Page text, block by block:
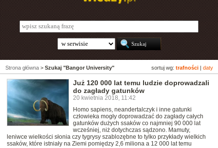
sortuj wg: trafności daty
Strona główna > Szukaj "Bangor University"
Już 120 000 lat temu ludzie doprowadzali
do zagłady gatunków
20 kwietnia 2018, 11:42
Homo sapiens, neandertalczyk i inne gatunki
człowieka mogły doprowadzać do zagłady całych
gatunków dużych ssaków co najmniej 90 000 lat
wcześniej, niż dotychczas sądzono. Mamuty,
leniwce wielkości słonia czy tygrysy szablozębne to tylko przykłady wielkich
ssaków, które istniały na Ziemi pomiędzy 2,6 miliona a 12 000 lat temu